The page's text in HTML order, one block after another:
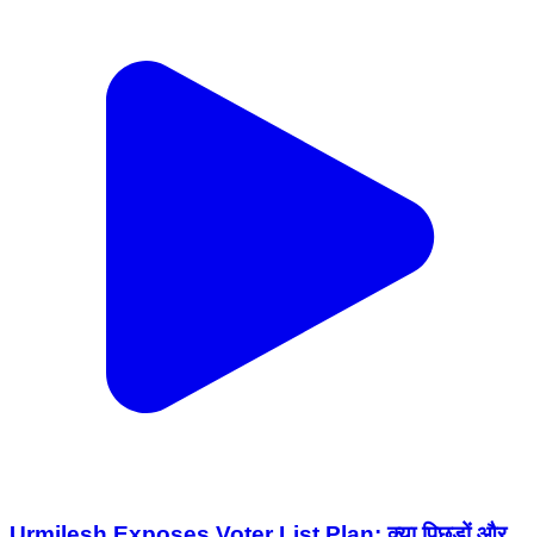
Urmilesh Exposes Voter List Plan: क्या पिछड़ों और